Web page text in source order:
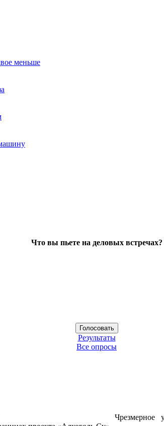
меньше
Что вы пьете на деловых встречах?
Результаты
Все опросы
Чрезмерное